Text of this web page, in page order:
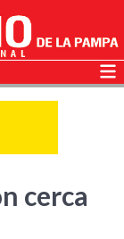
cerca